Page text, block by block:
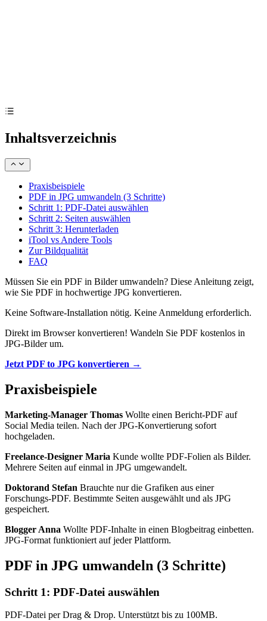
Inhaltsverzeichnis
Praxisbeispiele
PDF in JPG umwandeln (3 Schritte)
Schritt 1: PDF-Datei auswählen
Schritt 2: Seiten auswählen
Schritt 3: Herunterladen
iTool vs Andere Tools
Zur Bildqualität
FAQ
Müssen Sie ein PDF in Bilder umwandeln? Diese Anleitung zeigt,
wie Sie PDF in hochwertige JPG konvertieren.
Keine Software-Installation nötig. Keine Anmeldung erforderlich.
Direkt im Browser konvertieren! Wandeln Sie PDF kostenlos in
JPG-Bilder um.
Jetzt PDF to JPG konvertieren →
Praxisbeispiele
Marketing-Manager Thomas Wollte einen Bericht-PDF auf
Social Media teilen. Nach der JPG-Konvertierung sofort
hochgeladen.
Freelance-Designer Maria Kunde wollte PDF-Folien als Bilder.
Mehrere Seiten auf einmal in JPG umgewandelt.
Doktorand Stefan Brauchte nur die Grafiken aus einer
Forschungs-PDF. Bestimmte Seiten ausgewählt und als JPG
gespeichert.
Blogger Anna Wollte PDF-Inhalte in einen Blogbeitrag einbetten.
JPG-Format funktioniert auf jeder Plattform.
PDF in JPG umwandeln (3 Schritte)
Schritt 1: PDF-Datei auswählen
PDF-Datei per Drag & Drop. Unterstützt bis zu 100MB.